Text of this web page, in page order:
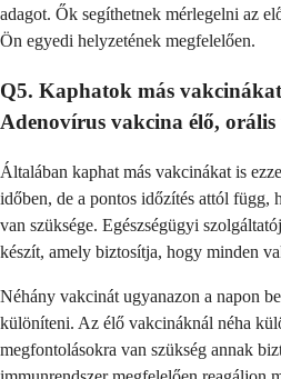
adagot. Ők segíthetnek mérlegelni az
Ön egyedi helyzetének megfelelően.
Q5. Kaphatok más
Adenovírus vakcina élő,
Általában kaphat más vakcinákat is
időben, de a pontos időzítés attól függ,
van szüksége. Egészségügyi
készít, amely biztosítja, hogy minden
Néhány vakcinát ugyanazon a napon
különíteni. Az élő vakcináknál néha
megfontolásokra van szükség annak